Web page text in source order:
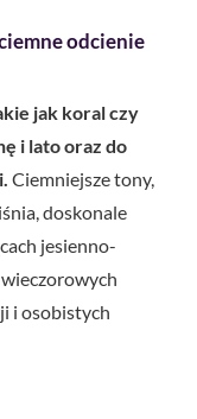
odcienie
jak koral czy
i lato oraz do
Ciemniejsze tony,
doskonale
jesienno-
i osobistych